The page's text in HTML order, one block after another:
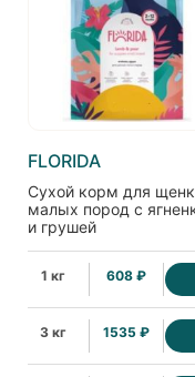
FLORIDA
Сухой корм для
малых пород с
и грушей
1 кг 608 ₽
3 кг 1535 ₽